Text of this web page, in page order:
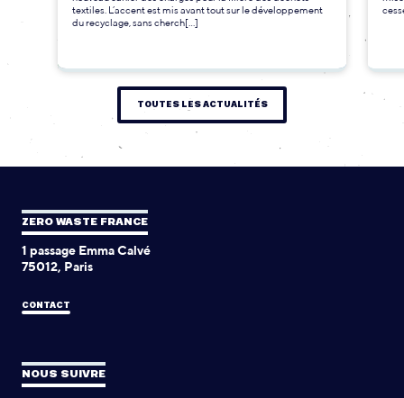
textiles. L’accent est mis avant tout sur le développement
du recyclage, sans cherch[...]
TOUTES LES ACTUALITÉS
ZERO WASTE FRANCE
1 passage Emma Calvé
75012, Paris
CONTACT
NOUS SUIVRE